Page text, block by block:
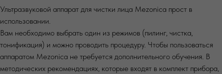
Ультразвуковой аппарат для чистки лица Mezonica прост в
использовании.
Вам необходимо выбрать один из режимов (пилинг, чистка,
тонификация) и можно проводить процедуру. Чтобы пользоваться
аппаратом Mezonica не требуется дополнительного обучения. В
методических рекомендациях, которые входят в комплект прибора,